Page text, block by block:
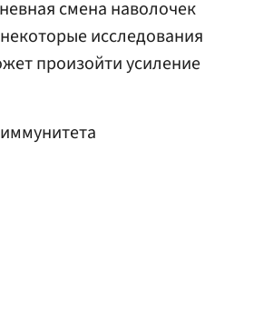
смена наволочек
исследования
произойти усиление